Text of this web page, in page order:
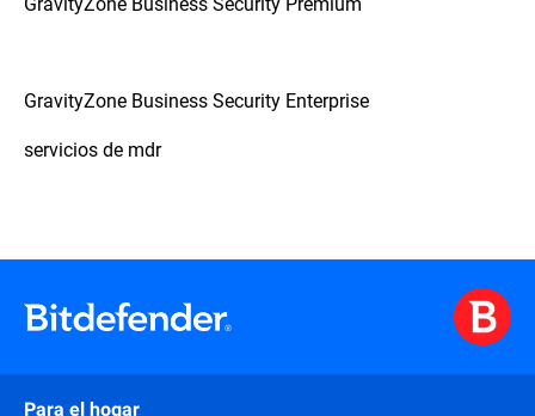
GravityZone Business Security Enterprise
servicios de mdr
Para el hogar